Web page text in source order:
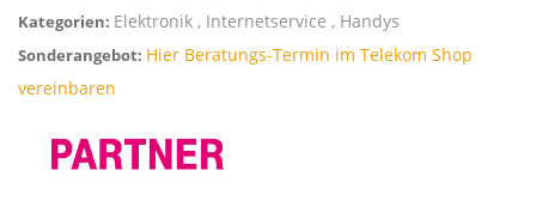
Kategorien: Elektronik , Internetservice , Handys
Sonderangebot: Hier Beratungs-Termin im Telekom Shop
vereinbaren